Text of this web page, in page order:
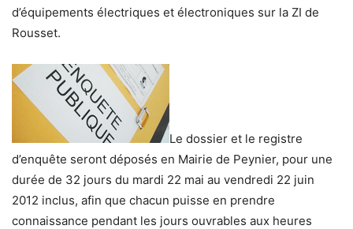
d’équipements électriques et électroniques sur la ZI de
Rousset.
Le dossier et le registre
d’enquête seront déposés en Mairie de Peynier, pour une
durée de 32 jours du mardi 22 mai au vendredi 22 juin
2012 inclus, afin que chacun puisse en prendre
connaissance pendant les jours ouvrables aux heures